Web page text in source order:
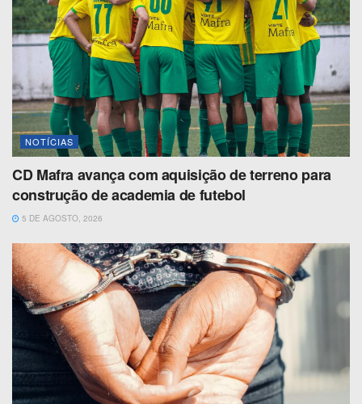
NOTÍCIAS
CD Mafra avança com aquisição de terreno para
construção de academia de futebol
5 DE AGOSTO, 2026